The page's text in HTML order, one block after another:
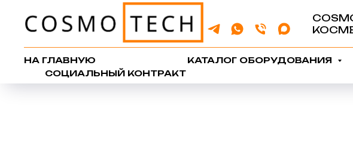
НА ГЛАВНУЮ КАТАЛОГ ОБОРУДОВАНИЯ
СОЦИАЛЬНЫЙ КОНТРАКТ